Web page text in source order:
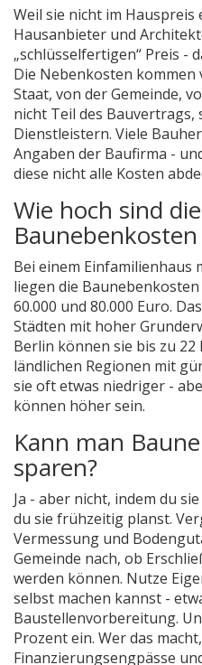
Weil sie nicht im Hauspreis
Hausanbieter und
„schlüsselfertigen“ Preis -
Die Nebenkosten kommen
Staat, von der Gemeinde,
nicht Teil des
Dienstleistern. Viele
Angaben der Baufirma -
diese nicht alle Kosten
Wie hoch sind die
Bei einem Einfamilienhaus
liegen die
60.000 und 80.000 Euro.
Städten mit hoher
Berlin können sie bis zu
ländlichen Regionen mit
sie oft etwas niedriger -
können höher sein.
Kann man
sparen?
Ja - aber nicht, indem du
du sie frühzeitig planst.
Vermessung und
Gemeinde nach, ob
werden können. Nutze
selbst machen kannst -
Baustellenvorbereitung.
Prozent ein. Wer das
Finanzierungsengpässe